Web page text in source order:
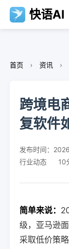
快语AI
首页 › 资讯 ›
跨境电
复软件
发布时间：
行业动态
10
简单来说：
级，亚马逊
采取低价策